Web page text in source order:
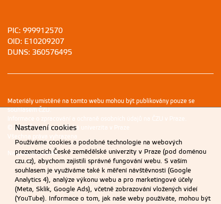
PIC: 999912570
OID: E10209207
DUNS: 360576495
Materiály umístěné na tomto webu mohou být publikovány pouze se
souhlasem ČZU.
Informace o zpracování a ochraně osobních údajů na ČZU v Praze.
© 2026 Česká zemědělská univerzita v Praze
Všechna práva vyhrazena
Nastavení cookies
Nastavení cookies
Používáme cookies a podobné technologie na webových
prezentacích České zemědělské univerzity v Praze (pod doménou
czu.cz), abychom zajistili správné fungování webu. S vaším
souhlasem je využíváme také k měření návštěvnosti (Google
Analytics 4), analýze výkonu webu a pro marketingové účely
(Meta, Sklik, Google Ads), včetně zobrazování vložených videí
(YouTube). Informace o tom, jak naše weby používáte, mohou být